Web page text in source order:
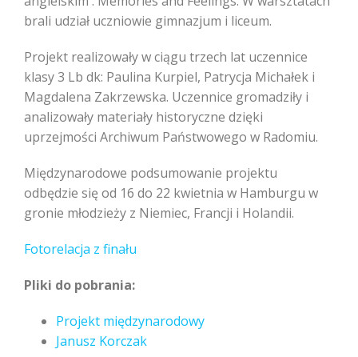
brali udział uczniowie gimnazjum i liceum.
Projekt realizowały w ciągu trzech lat uczennice
klasy 3 Lb dk: Paulina Kurpiel, Patrycja Michałek i
Magdalena Zakrzewska. Uczennice gromadziły i
analizowały materiały historyczne dzięki
uprzejmości Archiwum Państwowego w Radomiu.
Międzynarodowe podsumowanie projektu
odbędzie się od 16 do 22 kwietnia w Hamburgu w
gronie młodzieży z Niemiec, Francji i Holandii.
Fotorelacja z finału
Pliki do pobrania:
Projekt międzynarodowy
Janusz Korczak